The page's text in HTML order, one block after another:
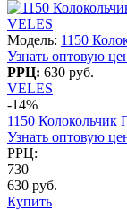
VELES
Модель: 1150
Узнать оптовую
РРЦ: 630 руб.
VELES
-14%
1150 Колокольчик
Узнать оптовую
РРЦ:
730
630 руб.
Купить